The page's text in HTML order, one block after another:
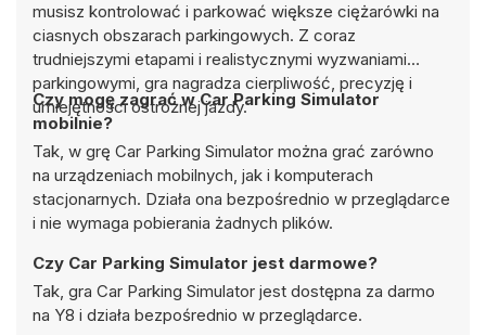
musisz kontrolować i parkować większe ciężarówki na
ciasnych obszarach parkingowych. Z coraz
trudniejszymi etapami i realistycznymi wyzwaniami
parkingowymi, gra nagradza cierpliwość, precyzję i
umiejętności ostrożnej jazdy.
Czy mogę zagrać w Car Parking Simulator
mobilnie?
Tak, w grę Car Parking Simulator można grać zarówno
na urządzeniach mobilnych, jak i komputerach
stacjonarnych. Działa ona bezpośrednio w przeglądarce
i nie wymaga pobierania żadnych plików.
Czy Car Parking Simulator jest darmowe?
Tak, gra Car Parking Simulator jest dostępna za darmo
na Y8 i działa bezpośrednio w przeglądarce.